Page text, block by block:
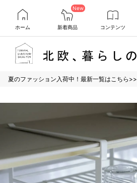
ホーム
New
新着商品 コンテンツ
夏のファッション入荷中！最新一覧はこちら>>